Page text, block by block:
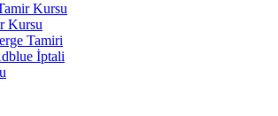
Kursu
Kursu
Tamiri
İptali